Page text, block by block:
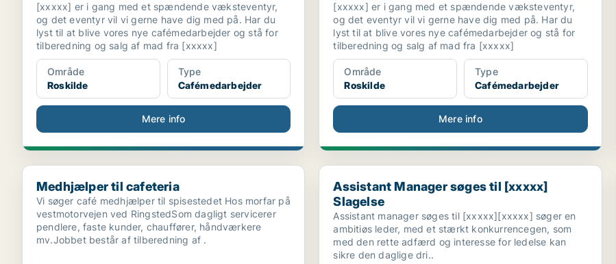
[xxxxx] er i gang med et spændende væksteventyr,
og det eventyr vil vi gerne have dig med på. Har du
lyst til at blive vores nye cafémedarbejder og stå for
tilberedning og salg af mad fra [xxxxx]
Område
Roskilde
Type
Cafémedarbejder
Mere info
[xxxxx] er i gang med et spændende væksteventyr,
og det eventyr vil vi gerne have dig med på. Har du
lyst til at blive vores nye cafémedarbejder og stå for
tilberedning og salg af mad fra [xxxxx]
Område
Roskilde
Type
Cafémedarbejder
Mere info
Medhjælper til cafeteria
Medhjælper til cafeteria
Vi søger café medhjælper til spisestedet Hos morfar på
vestmotorvejen ved RingstedSom dagligt servicerer
pendlere, faste kunder, chauffører, håndværkere
mv.Jobbet består af tilberedning af .
Assistant Manager søges til [xxxxx] Slagelse
Assistant Manager søges til [xxxxx]
Slagelse
Assistant manager søges til [xxxxx][xxxxx] søger en
ambitiøs leder, med et stærkt konkurrencegen, som
med den rette adfærd og interesse for ledelse kan
sikre den daglige dri..